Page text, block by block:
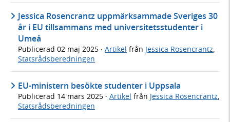
Jessica Rosencrantz uppmärksammade Sveriges 30
år i EU tillsammans med universitetsstudenter i
Umeå
Publicerad 02 maj 2025 · Artikel från Jessica Rosencrantz,
Statsrådsberedningen
EU-ministern besökte studenter i Uppsala
Publicerad 14 mars 2025 · Artikel från Jessica Rosencrantz
Statsrådsberedningen